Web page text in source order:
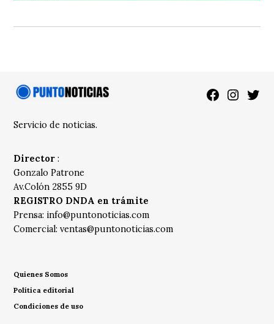
Facebook
Servicio de noticias.
Director :
Gonzalo Patrone
Av.Colón 2855 9D
REGISTRO DNDA en trámite
Prensa: info@puntonoticias.com
Comercial:ventas@puntonoticias.com
Quienes Somos
Política editorial
Condiciones de uso